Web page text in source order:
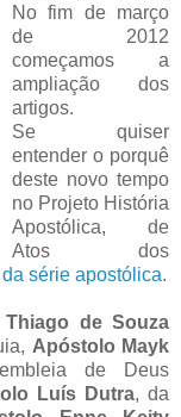
No fim de março
de 2012
começamos a
ampliação dos
artigos.
Se quiser
entender o porquê
deste novo tempo
no Projeto História
Apostólica, de
Atos dos
série apostólica.
de Souza
Apóstolo Mayk
de Deus
Luís Dutra, da